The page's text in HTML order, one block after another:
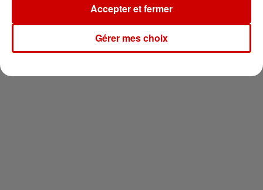
Newsletter
Gérer mes choix
Accepter et fermer